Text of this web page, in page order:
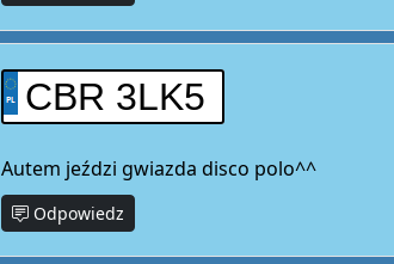
CBR 3LK5
Autem jeździ gwiazda disco polo^^
Odpowiedz